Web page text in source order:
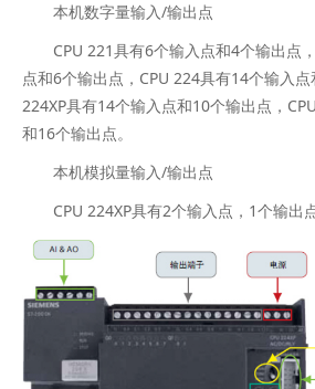
本机数字量输入/输出点
CPU 221具有6个输入点和4个输出点，
点和6个输出点，CPU 224具有14个输入
224XP具有14个输入点和10个输出点，
和16个输出点。
本机模拟量输入/输出点
CPU 224XP具有2个输入点，1个输出点